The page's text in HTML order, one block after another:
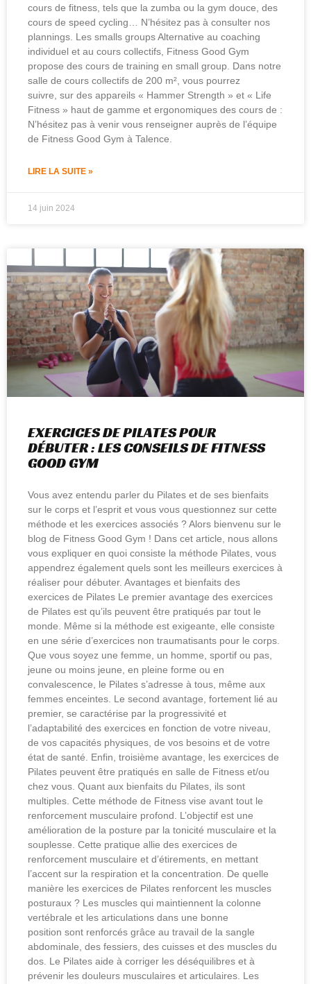
cours de fitness, tels que la zumba ou la gym douce, des
cours de speed cycling… N’hésitez pas à consulter nos
plannings. Les smalls groups Alternative au coaching
individuel et au cours collectifs, Fitness Good Gym
propose des cours de training en small group. Dans notre
salle de cours collectifs de 200 m², vous pourrez
suivre, sur des appareils « Hammer Strength » et « Life
Fitness » haut de gamme et ergonomiques des cours de :
N’hésitez pas à venir vous renseigner auprès de l’équipe
de Fitness Good Gym à Talence.
LIRE LA SUITE »
14 juin 2024
EXERCICES DE PILATES POUR
DÉBUTER : LES CONSEILS DE FITNESS
GOOD GYM
Vous avez entendu parler du Pilates et de ses bienfaits
sur le corps et l’esprit et vous vous questionnez sur cette
méthode et les exercices associés ? Alors bienvenu sur le
blog de Fitness Good Gym ! Dans cet article, nous allons
vous expliquer en quoi consiste la méthode Pilates, vous
appendrez également quels sont les meilleurs exercices à
réaliser pour débuter. Avantages et bienfaits des
exercices de Pilates Le premier avantage des exercices
de Pilates est qu’ils peuvent être pratiqués par tout le
monde. Même si la méthode est exigeante, elle consiste
en une série d’exercices non traumatisants pour le corps.
Que vous soyez une femme, un homme, sportif ou pas,
jeune ou moins jeune, en pleine forme ou en
convalescence, le Pilates s’adresse à tous, même aux
femmes enceintes. Le second avantage, fortement lié au
premier, se caractérise par la progressivité et
l’adaptabilité des exercices en fonction de votre niveau,
de vos capacités physiques, de vos besoins et de votre
état de santé. Enfin, troisième avantage, les exercices de
Pilates peuvent être pratiqués en salle de Fitness et/ou
chez vous. Quant aux bienfaits du Pilates, ils sont
multiples. Cette méthode de Fitness vise avant tout le
renforcement musculaire profond. L’objectif est une
amélioration de la posture par la tonicité musculaire et la
souplesse. Cette pratique allie des exercices de
renforcement musculaire et d’étirements, en mettant
l’accent sur la respiration et la concentration. De quelle
manière les exercices de Pilates renforcent les muscles
posturaux ? Les muscles qui maintiennent la colonne
vertébrale et les articulations dans une bonne
position sont renforcés grâce au travail de la sangle
abdominale, des fessiers, des cuisses et des muscles du
dos. Le Pilates aide à corriger les déséquilibres et à
prévenir les douleurs musculaires et articulaires. Les